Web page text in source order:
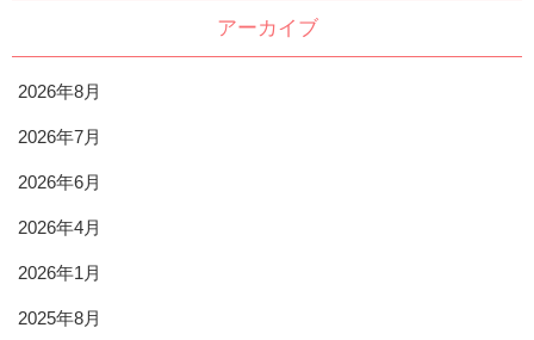
アーカイブ
2026年8月
2026年7月
2026年6月
2026年4月
2026年1月
2025年8月